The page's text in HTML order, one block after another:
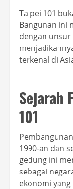
Taipei 101
Bangunan ini
dengan unsur
terkenal di
Sejarah
101
1990-an dan
gedung ini
sebagai
ekonomi